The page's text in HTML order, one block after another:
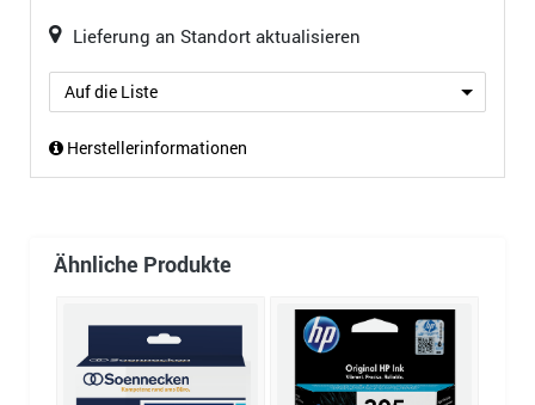
Lieferung an Standort aktualisieren
Auf die Liste
Herstellerinformationen
Ähnliche Produkte